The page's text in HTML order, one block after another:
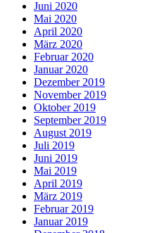
Juni 2020
Mai 2020
April 2020
März 2020
Februar 2020
Januar 2020
Dezember 2019
November 2019
Oktober 2019
September 2019
August 2019
Juli 2019
Juni 2019
Mai 2019
April 2019
März 2019
Februar 2019
Januar 2019